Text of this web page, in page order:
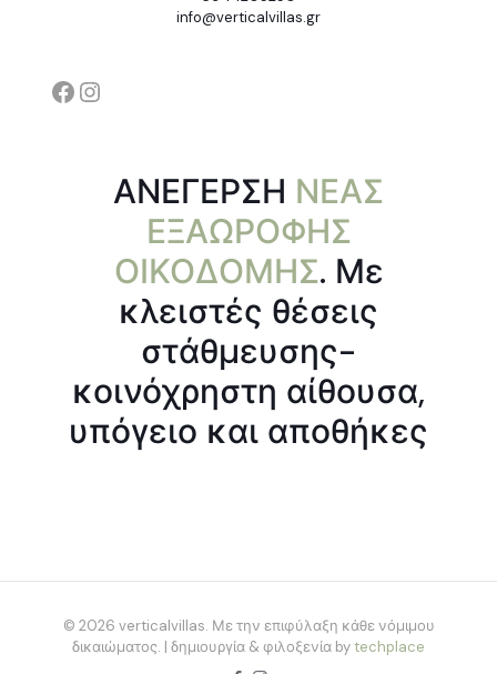
info@verticalvillas.gr
Facebook
Instagram
ΑΝΕΓΕΡΣΗ ΝΕΑΣ
ΕΞΑΩΡΟΦΗΣ
ΟΙΚΟΔΟΜΗΣ. Με
κλειστές θέσεις
στάθμευσης-
κοινόχρηστη αίθουσα,
υπόγειο και αποθήκες
© 2026 verticalvillas. Με την επιφύλαξη κάθε νόμιμου
δικαιώματος. | δημιουργία & φιλοξενία bytechplace